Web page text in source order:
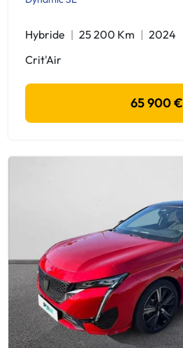
Hybride 25 200 Km
2024
Crit'Air
65 900 €